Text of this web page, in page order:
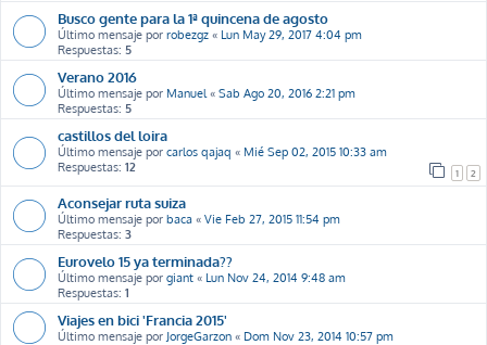
Busco gente para la 1ª quincena de agosto
Último mensaje por robezgz « Lun May 29, 2017 4:04 pm
Respuestas: 5
Verano 2016
Último mensaje por Manuel« Sab Ago 20, 2016 2:21 pm
Respuestas: 5
castillos del loira
Último mensaje por carlos qajaq « Mié Sep 02, 2015 10:33 am
Respuestas: 12 1 2
Aconsejar ruta suiza
Último mensaje por baca « Vie Feb 27, 2015 11:54 pm
Respuestas: 3
Eurovelo 15 ya terminada??
Último mensaje por giant « Lun Nov 24, 2014 9:48 am
Respuestas: 1
Viajes en bici 'Francia 2015'
Último mensaje por JorgeGarzon « Dom Nov 23, 2014 10:57 pm